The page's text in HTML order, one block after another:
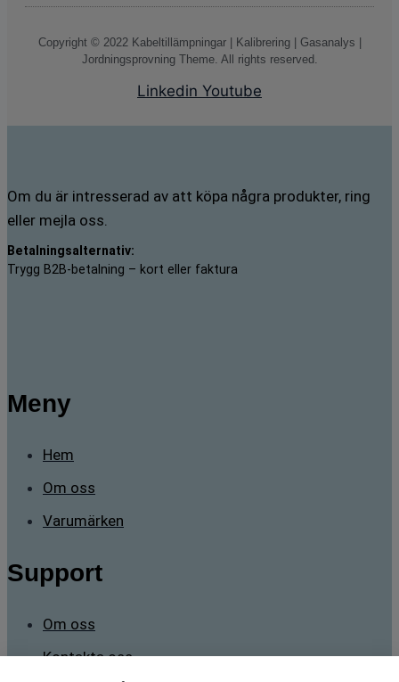
Copyright © 2022 Kabeltillämpningar | Kalibrering | Gasanalys |
Jordningsprovning Theme. All rights reserved.
Linkedin Youtube
Om du är intresserad av att köpa några produkter, ring
eller mejla oss.
Betalningsalternativ:
Trygg B2B-betalning – kort eller faktura
Meny
Hem
Om oss
Varumärken
Support
Om oss
Kontakta oss